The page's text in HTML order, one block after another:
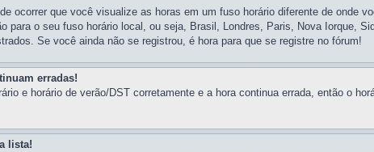
ocorrer que você visualize as horas em um fuso horário diferente de onde
para o seu fuso horário local, ou seja, Brasil, Londres, Paris, Nova Iorque,
Se você ainda não se registrou, é hora para que se registre no fórum!
erradas!
e horário de verão/DST corretamente e a hora continua errada, então o
lista!